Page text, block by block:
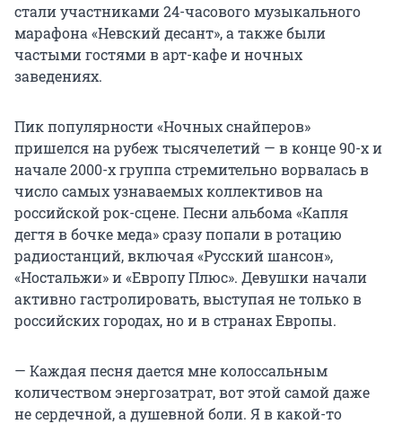
стали участниками 24-часового музыкального
марафона «Невский десант», а также были
частыми гостями в арт-кафе и ночных
заведениях.
Пик популярности «Ночных снайперов»
пришелся на рубеж тысячелетий — в конце90-хи
начале 2000-х группа стремительно ворвалась в
число самых узнаваемых коллективов на
российской рок-сцене. Песни альбома «Капля
дегтя в бочке меда» сразу попали в ротацию
радиостанций, включая «Русский шансон»,
«Ностальжи» и «Европу Плюс». Девушки начали
активно гастролировать, выступая не только в
российских городах, но и в странах Европы.
— Каждая песня дается мне колоссальным
количеством энергозатрат, вот этой самой даже
не сердечной, а душевной боли. Я в какой-то